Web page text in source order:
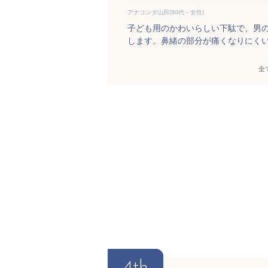
アナコンダ山田(30代・女性)
子ども用のかわいらしい下駄で、男
します。鼻緒の部分が痛くなりにく
全